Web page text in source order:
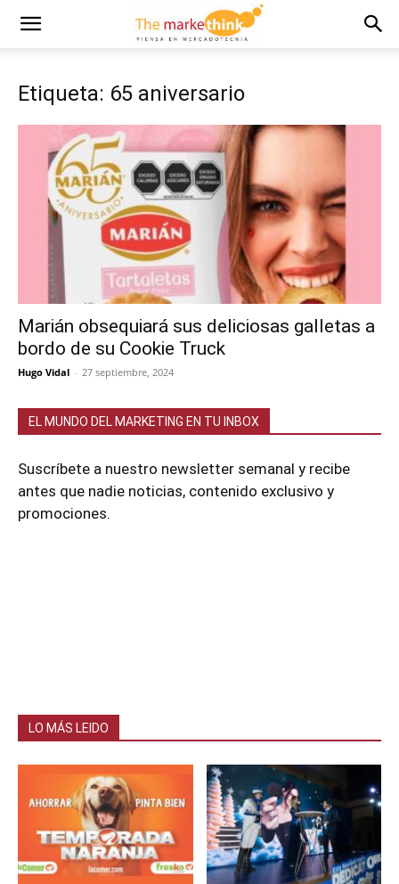
Etiqueta: 65 aniversario
Marián obsequiará sus deliciosas galletas a
bordo de su Cookie Truck
Hugo Vidal - 27 septiembre, 2024
EL MUNDO DEL MARKETING EN TU INBOX
Suscríbete a nuestro newsletter semanal y recibe
antes que nadie noticias, contenido exclusivo y
promociones.
LO MÁS LEIDO